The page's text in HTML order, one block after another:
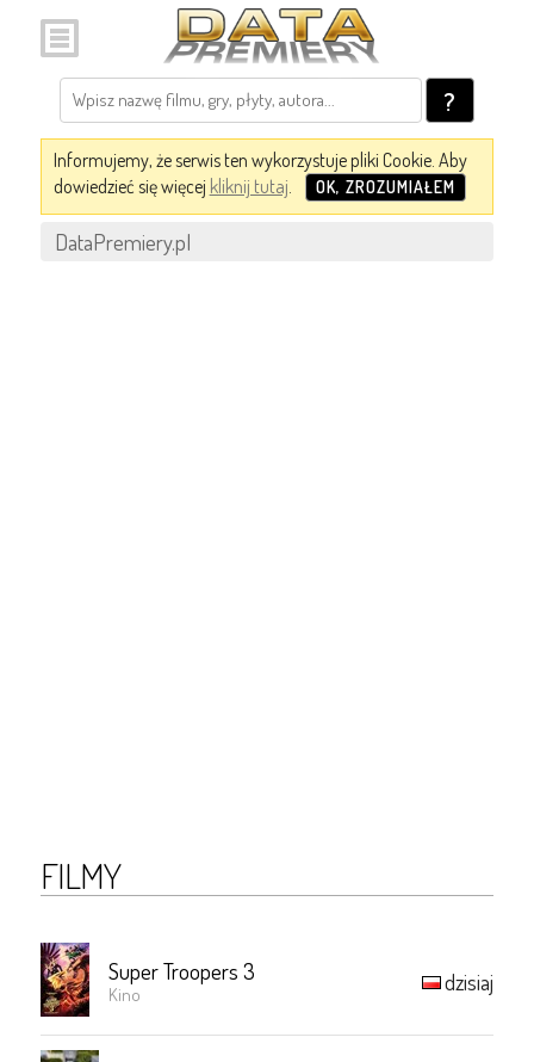
?
Informujemy, że serwis ten wykorzystuje pliki Cookie. Aby
dowiedzieć się więcej kliknij tutaj. OK, ZROZUMIAŁEM
DataPremiery.pl
FILMY
Super Troopers 3
Kino dzisiaj